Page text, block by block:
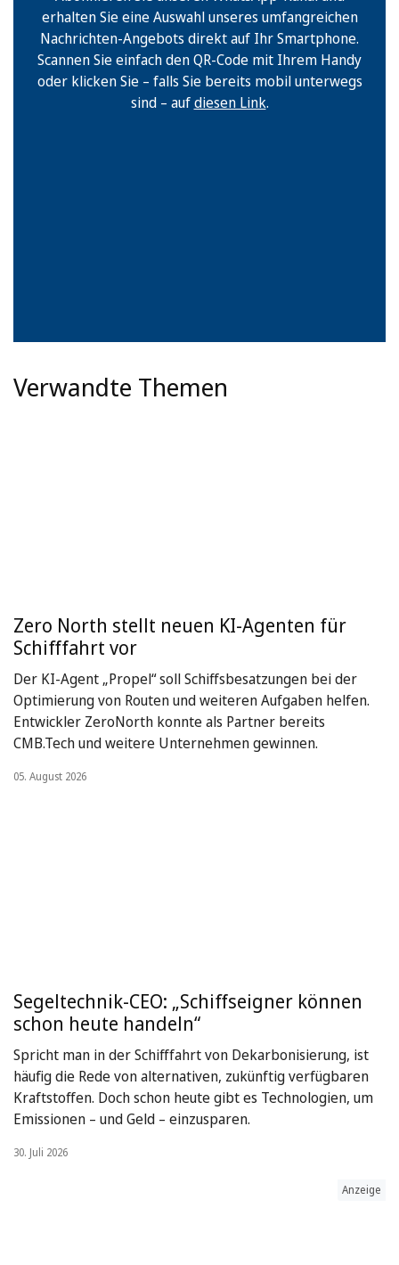
erhalten Sie eine Auswahl unseres umfangreichen
Nachrichten-Angebots direkt auf Ihr Smartphone.
Scannen Sie einfach den QR-Code mit Ihrem Handy
oder klicken Sie – falls Sie bereits mobil unterwegs
sind – aufdiesen Link.
Verwandte Themen
Zero North stellt neuen KI-Agenten für
Schifffahrt vor
Der KI-Agent „Propel“ soll Schiffsbesatzungen bei der
Optimierung von Routen und weiteren Aufgaben helfen.
Entwickler ZeroNorth konnte als Partner bereits
CMB.Tech und weitere Unternehmen gewinnen.
05. August 2026
Segeltechnik-CEO: „Schiffseigner können
schon heute handeln“
Spricht man in der Schifffahrt von Dekarbonisierung, ist
häufig die Rede von alternativen, zukünftig verfügbaren
Kraftstoffen. Doch schon heute gibt es Technologien, um
Emissionen – und Geld – einzusparen.
30. Juli 2026
Anzeige